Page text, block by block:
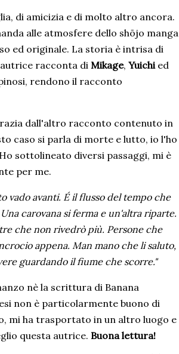
di amicizia e di molto altro ancora.
alle atmosfere dello shōjo manga
ed originale. La storia è intrisa di
racconta di Mikage, Yuichi ed
rendono il racconto
dall'altro racconto contenuto in
caso si parla di morte e lutto, io l'ho
sottolineato diversi passaggi, mi è
per me.
vado avanti. É il flusso del tempo che
carovana si ferma e un'altra riparte.
che non rivedrò più. Persone che
appena. Man mano che li saluto,
guardando il fiume che scorre."
nè la scrittura di Banana
non è particolarmente buono di
mi ha trasportato in un altro luogo e
questa autrice. Buona lettura!